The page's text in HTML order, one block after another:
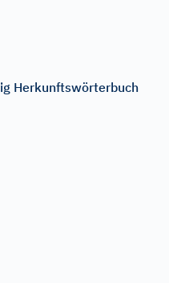
Herkunftswörterbuch